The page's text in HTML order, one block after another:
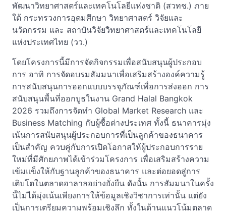
พัฒนาวิทยาศาสตร์และเทคโนโลยีแห่งชาติ (สวทช.) ภาย
ใต้ กระทรวงการอุดมศึกษา วิทยาศาสตร์ วิจัยและ
นวัตกรรม และ สถาบันวิจัยวิทยาศาสตร์และเทคโนโลยี
แห่งประเทศไทย (วว.)
โดยโครงการนี้มีการจัดกิจกรรมเพื่อสนับสนุนผู้ประกอบ
การ อาทิ การจัดอบรมสัมมนาเพื่อเสริมสร้างองค์ความรู้
การสนับสนุนการออกแบบบรรจุภัณฑ์เพื่อการส่งออก การ
สนับสนุนพื้นที่ออกบูธในงาน Grand Halal Bangkok
2026 รวมถึงการจัดทำ Global Market Research และ
Business Matching กับผู้ซื้อต่างประเทศ ทั้งนี้ ธนาคารมุ่ง
เน้นการสนับสนุนผู้ประกอบการที่เป็นลูกค้าของธนาคาร
เป็นสำคัญ ควบคู่กับการเปิดโอกาสให้ผู้ประกอบการราย
ใหม่ที่มีศักยภาพได้เข้าร่วมโครงการ เพื่อเสริมสร้างความ
เข้มแข็งให้กับฐานลูกค้าของธนาคาร และต่อยอดสู่การ
เติบโตในตลาดฮาลาลอย่างยั่งยืน ดังนั้น การสัมมนาในครั้ง
นี้ไม่ได้มุ่งเน้นเพียงการให้ข้อมูลเชิงวิชาการเท่านั้น แต่ยัง
เป็นการเตรียมความพร้อมเชิงลึก ทั้งในด้านแนวโน้มตลาด